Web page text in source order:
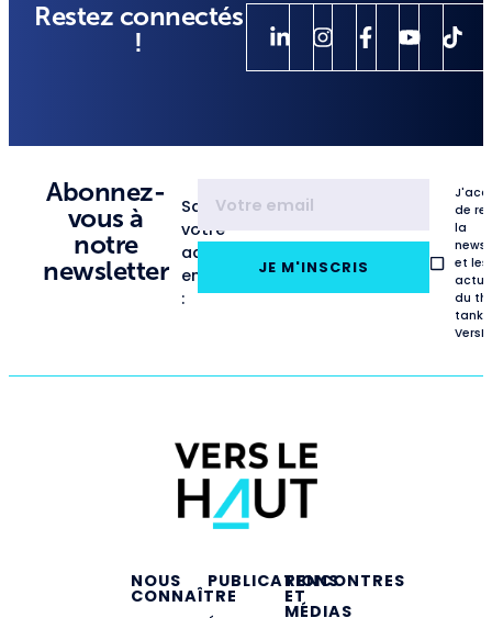
Restez connectés
!
Abonnez-
vous à
notre
newsletter
Saisissez
votre
adresse
email
:
JE M'INSCRIS
de
la
et les
du
tank
NOUS
CONNAÎTRE
PUBLICATIONSRENCONTRES
ET
MÉDIAS